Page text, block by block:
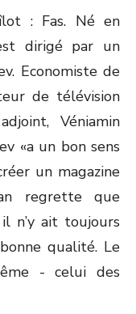
: Fas. Né en
dirigé par un
Economiste de
de télévision
Véniamin
«a un bon sens
un magazine
regrette que
n’y ait toujours
qualité. Le
- celui des